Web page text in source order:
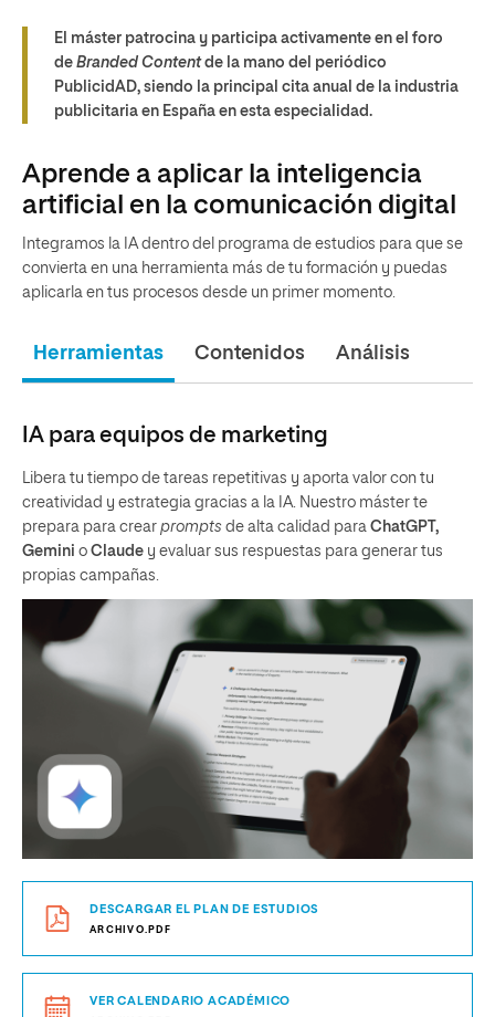
El máster patrocina y participa activamente en el foro
de Branded Contentde la mano del periódico
PublicidAD, siendo la principal cita anual de la industria
publicitaria en España en esta especialidad.
Aprende a aplicar la inteligencia
artificial en la comunicación digital
Integramos la IA dentro del programa de estudios para que se
convierta en una herramienta más de tu formación y puedas
aplicarla en tus procesos desde un primer momento.
Herramientas Contenidos Análisis
IA para equipos de marketing
Libera tu tiempo de tareas repetitivas y aporta valor con tu
creatividad y estrategia gracias a la IA. Nuestro máster te
prepara para crear prompts de alta calidad para ChatGPT,
Gemini o Claude y evaluar sus respuestas para generar tus
propias campañas.
DESCARGAR EL PLAN DE ESTUDIOS
ARCHIVO.PDF
VER CALENDARIO ACADÉMICO